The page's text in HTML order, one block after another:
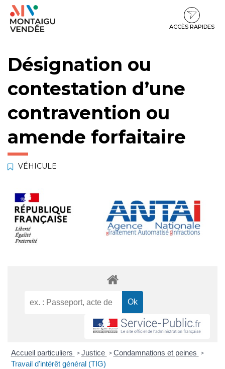
Gestion des traceurs
Aller
Aller
contenu
Aller
pied
ACCÈS RAPIDES
Désignation ou
contestation d’une
contravention ou
amende forfaitaire
VÉHICULE
Accueil particuliers > Justice > Condamnations et peines >
Travail d'intérêt général (TIG)